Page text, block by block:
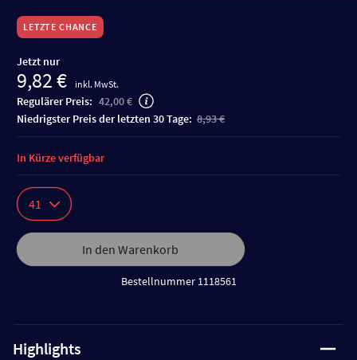
LETZTE CHANCE
Jetzt nur
9,82 € inkl. MwSt.
Regulärer Preis: 42,00 €
niedrigster Preis der letzten 30 Tage: 8,93 €
41
In den Warenkorb
Bestellnummer 1118561
In Kürze verfügbar
Highlights